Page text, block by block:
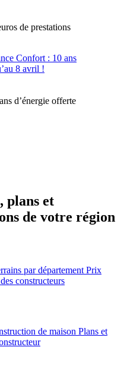
de prestations
d’énergie offerte
plans et
de votre région
par département Prix
constructeurs
de maison Plans et